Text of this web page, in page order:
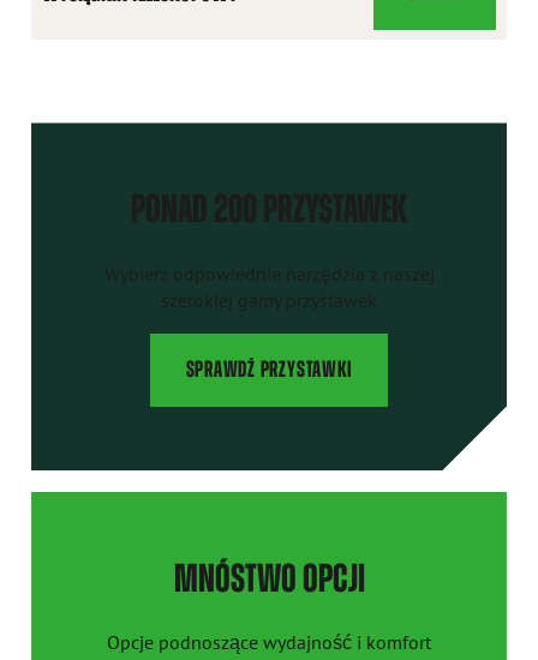
WYSIĘGNIK
TELESKOPOWY
PONAD 200 PRZYSTAWEK
Wybierz odpowiednie narzędzia z naszej
szerokiej gamy przystawek
SPRAWDŹ PRZYSTAWKI
MNÓSTWO OPCJI
Opcje podnoszące wydajność i komfort